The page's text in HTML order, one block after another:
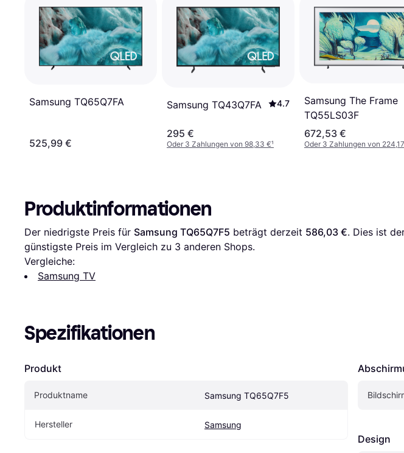
Samsung TQ65Q7FA
525,99 €
Samsung TQ43Q7FA 4.7
295 €
Oder 3 Zahlungen von 98,33 €¹
Samsung The Frame
TQ55LS03F
672,53 €
Oder 3 Zahlungen von
Produktinformationen
Der niedrigste Preis für Samsung TQ65Q7F5 beträgt derzeit 586,03 €. Dies ist
günstigste Preis im Vergleich zu 3 anderen Shops.
Vergleiche:
Samsung TV
Spezifikationen
Produkt
Produktname Samsung TQ65Q7F5
Hersteller Samsung
Design